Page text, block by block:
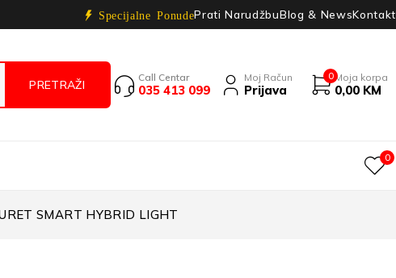
Specijalne PonudePrati NarudžbuBlog & NewsKontakt
Call Centar
035 413 099
Moj Račun
Prijava
0 Moja korpa
0,00 KM
0
SMART HYBRID LIGHT